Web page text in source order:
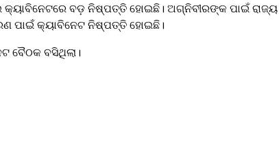
ବଡ଼ ନିଷ୍ପତ୍ତି ହୋଇଛି। ଅଗ୍ନିବୀରଙ୍କ ପାଇଁ ରାଜ୍ୟ
ପାଇଁ କ୍ୟାବିନେଟ ନିଷ୍ପତ୍ତି ହୋଇଛି।
ବୈଠକ ବସିଥିଲା।